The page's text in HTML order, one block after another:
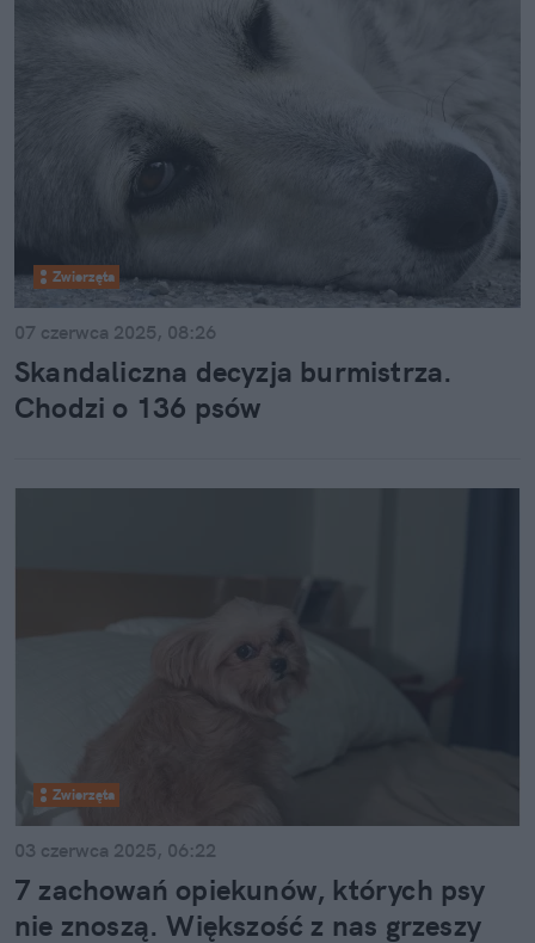
Zwierzęta
07 czerwca 2025, 08:26
Skandaliczna decyzja burmistrza.
Chodzi o 136 psów
Zwierzęta
03 czerwca 2025, 06:22
7 zachowań opiekunów, których psy
nie znoszą. Większość z nas grzeszy